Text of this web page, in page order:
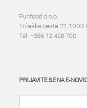
Funfood d.o.o.
Tržaška cesta 22, 1000
Tel: +386 12 428 700
PRIJAVITE SE NA E-